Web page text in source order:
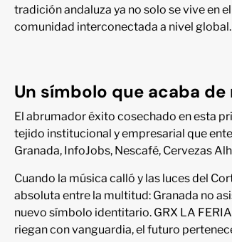
tradición andaluza ya no solo se vive en
comunidad interconectada a nivel global.
Un símbolo que acaba de
El abrumador éxito cosechado en esta
tejido institucional y empresarial que
Granada, InfoJobs, Nescafé, Cervezas
Cuando la música calló y las luces del
absoluta entre la multitud: Granada no
nuevo símbolo identitario. GRX LA
riegan con vanguardia, el futuro